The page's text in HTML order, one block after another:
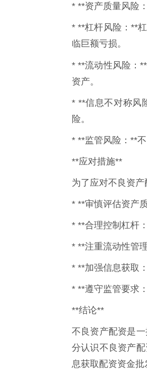
* **资产质量风险
* **杠杆风险：**
临巨额亏损。
* **流动性风险：
资产。
* **信息不对称风
险。
* **监管风险：**
**应对措施**
为了应对不良资产
* **审慎评估资产
* **合理控制杠杆
* **注重流动性管
* **加强信息获取
* **遵守监管要求
**结论**
不良资产配资是
分认识不良资产
息获取配资资金批